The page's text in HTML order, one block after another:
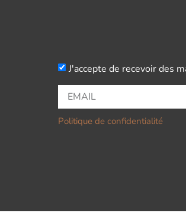
J'accepte de recevoir des
Politique de confidentialité